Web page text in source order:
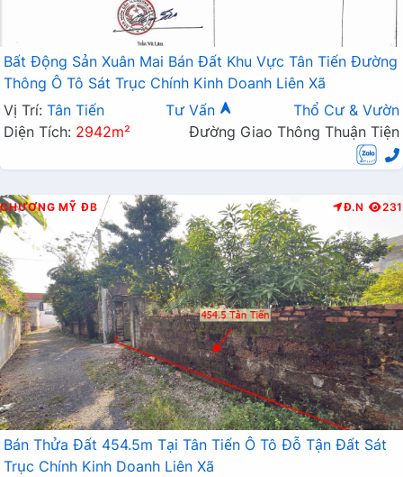
Bất Động Sản Xuân Mai Bán Đất Khu Vực Tân Tiến Đường
Thông Ô Tô Sát Trục Chính Kinh Doanh Liên Xã
Vị Trí: Tân Tiến Tư Vấn
Thổ Cư & Vườn
Diện Tích: 2942m² Đường Giao Thông Thuận Tiện
CHƯƠNG MỸ ĐB Đ.N 231
Bán Thửa Đất 454.5m Tại Tân Tiến Ô Tô Đỗ Tận Đất Sát
Trục Chính Kinh Doanh Liên Xã